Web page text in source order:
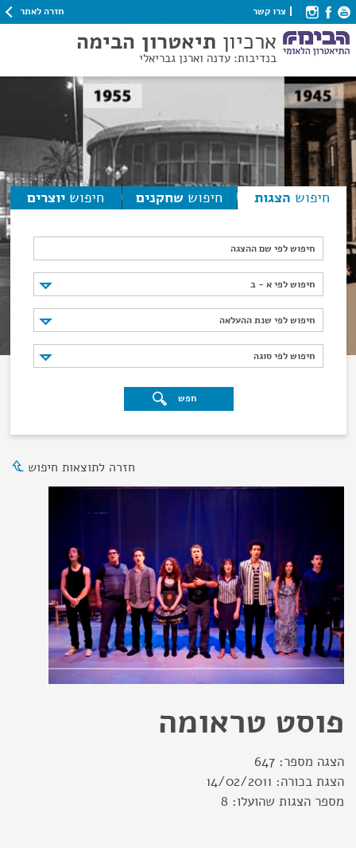
צרו קשר חזרה לאתר
ארכיון תיאטרון הבימה
בנדיבות: עדנה וארנן גבריאלי
חיפוש הצגות חיפוש שחקנים חיפוש יוצרים
חיפוש לפי שם ההצגה
חיפוש לפי א - ב
חיפוש לפי א - ב
חיפוש לפי שנת ההעלאה
חיפוש לפי שנת ההעלאה
חיפוש לפי סוגה
חיפוש לפי סוגה
חפש
חזרה לתוצאות חיפוש
פוסט טראומה
הצגה מספר: 647
הצגת בכורה: 14/02/2011
מספר הצגות שהועלו: 8